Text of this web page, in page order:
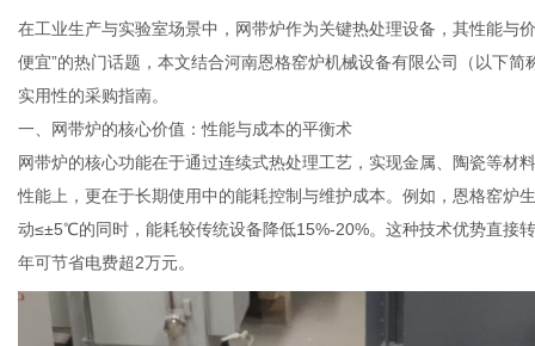
在工业生产与实验室场景中，网带炉作为关键热处理设备，其性能与
便宜”的热门话题，本文结合河南恩格窑炉机械设备有限公司（以下
实用性的采购指南。
一、网带炉的核心价值：性能与成本的平衡术
网带炉的核心功能在于通过连续式热处理工艺，实现金属、陶瓷等材
性能上，更在于长期使用中的能耗控制与维护成本。例如，恩格窑炉
动≤±5℃的同时，能耗较传统设备降低15%-20%。这种技术优势直
年可节省电费超2万元。